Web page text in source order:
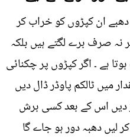
دھبے ان کپڑوں کو خراب کر
نہ صرف برے لگتے ہیں بلکہ
ہے ۔ اگر کپڑوں پر چکنائی
میں ٹالکم پاوڈر ڈال دیں
دیں اس کے بعد کسی برش
لیں دھبہ دور ہو جاے گا